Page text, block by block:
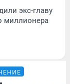
экс-главу
миллионера